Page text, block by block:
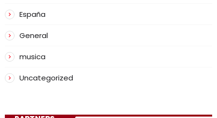
España
General
musica
Uncategorized